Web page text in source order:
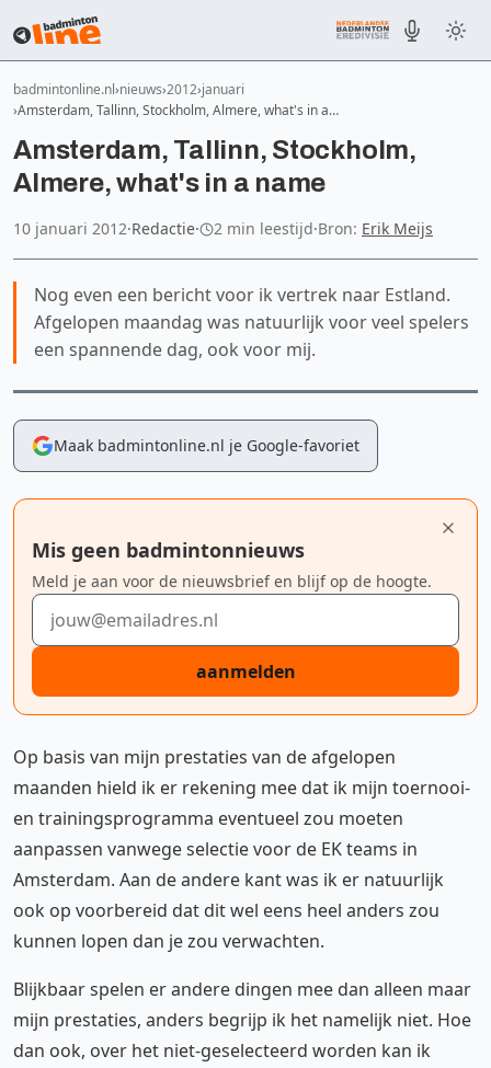
badmintonline.nl nieuws 2012 januari
Amsterdam, Tallinn, Stockholm, Almere, what's in a…
Amsterdam, Tallinn, Stockholm,
Almere, what's in a name
10 januari 2012·Redactie· 2 min leestijd·Bron: Erik Meijs
Nog even een bericht voor ik vertrek naar Estland.
Afgelopen maandag was natuurlijk voor veel spelers
een spannende dag, ook voor mij.
Maak badmintonline.nl je Google-favoriet
Mis geen badmintonnieuws
Meld je aan voor de nieuwsbrief en blijf op de hoogte.
E-mailadres
aanmelden
Op basis van mijn prestaties van de afgelopen
maanden hield ik er rekening mee dat ik mijn toernooi-
en trainingsprogramma eventueel zou moeten
aanpassen vanwege selectie voor de EK teams in
Amsterdam. Aan de andere kant was ik er natuurlijk
ook op voorbereid dat dit wel eens heel anders zou
kunnen lopen dan je zou verwachten.
Blijkbaar spelen er andere dingen mee dan alleen maar
mijn prestaties, anders begrijp ik het namelijk niet. Hoe
dan ook, over het niet-geselecteerd worden kan ik